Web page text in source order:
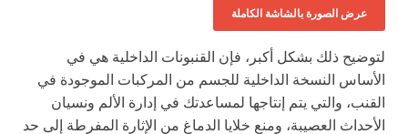
عرض الصورة بالشاشة الكاملة
لتوضيح ذلك بشكل أكبر، فإن القنبونات الداخلية هي في
الأساس النسخة الداخلية للجسم من المركبات الموجودة في
القنب، والتي يتم إنتاجها لمساعدتك في إدارة الألم ونسيان
الأحداث العصيبة، ومنع خلايا الدماغ من الإثارة المفرطة إلى حد